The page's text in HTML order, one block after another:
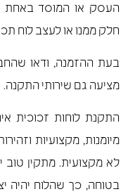
העסק או המוסד באחת
חלק ממנו או לעצב לוח
בעת ההזמנה, ודאו
מציעה גם שירותי התקנה.
התקנת לוחות זכוכית
מיומנות, מקצועיות
לא מקצועית.מתקין
בטוחה, כך שהלוח יהיה